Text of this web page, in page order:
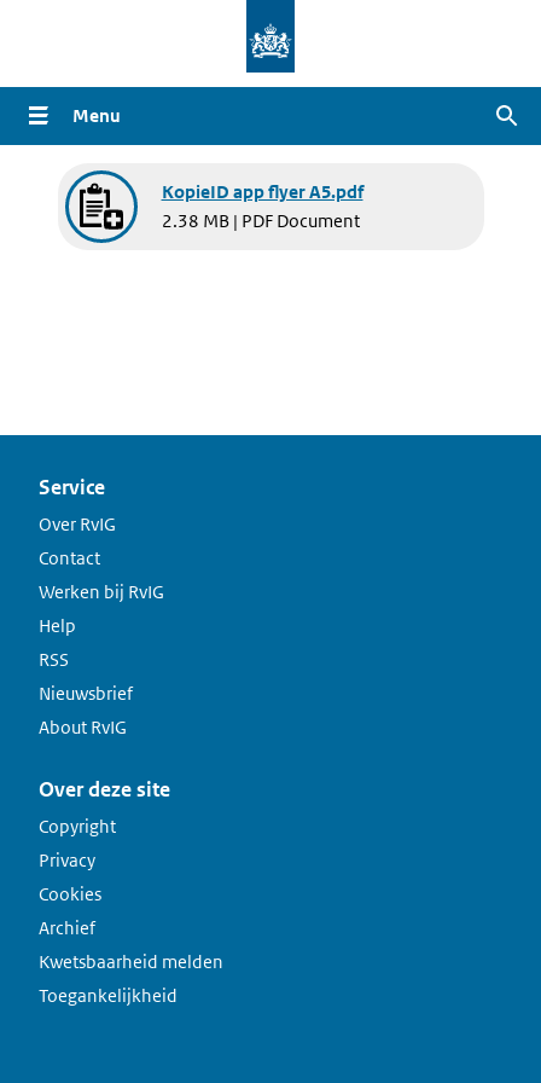
naar
de
gaan
Menu
Document
KopieID app flyer A5.pdf
2.38 MB | PDF Document
Service
Over RvIG
Contact
Werken bij RvIG
Help
RSS
Nieuwsbrief
About RvIG
Over deze site
Copyright
Privacy
Cookies
Archief
Kwetsbaarheid melden
Toegankelijkheid